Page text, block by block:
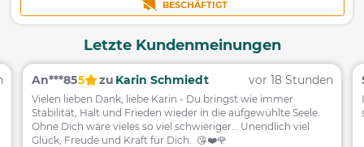
Letzte Kundenmeinungen
An***855 zu Karin Schmiedt vor 18 Stunden
Vielen lieben Dank, liebe Karin - Du bringst wie immer
Stabilität, Halt und Frieden wieder in die aufgewühlte Seele.
Ohne Dich wäre vieles so viel schwieriger… Unendlich viel
Glück, Freude und Kraft für Dich. 😘❤️🌹
BESCHÄFTIGT